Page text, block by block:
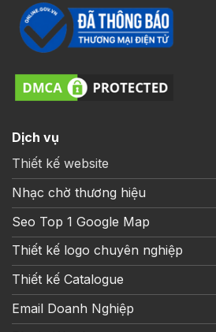
Dịch vụ
Thiết kế website
Nhạc chờ thương hiệu
Seo Top 1 Google Map
Thiết kế logo chuyên nghiệp
Thiết kế Catalogue
Email Doanh Nghiệp